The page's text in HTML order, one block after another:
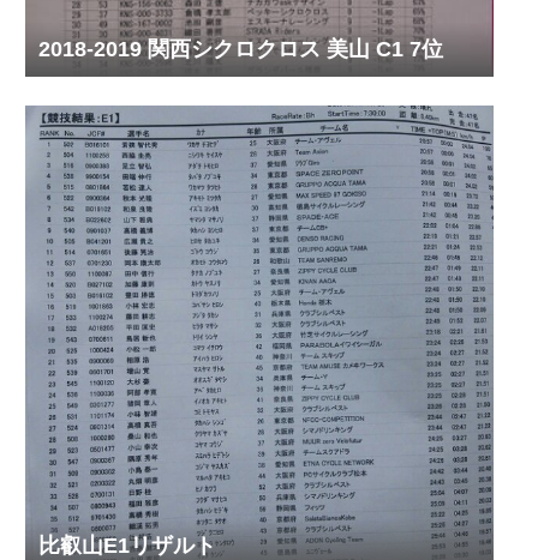
2018-2019 関西シクロクロス 美山 C1 7位
比叡山E1リザルト